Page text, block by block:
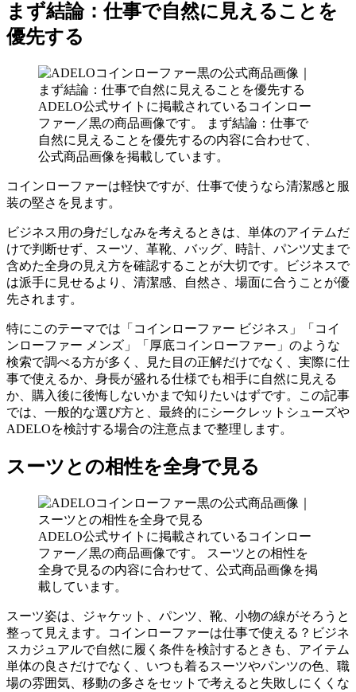
まず結論：仕事で自然に見えることを
優先する
ADELO公式サイトに掲載されているコインロー
ファー／黒の商品画像です。 まず結論：仕事で
自然に見えることを優先するの内容に合わせて、
公式商品画像を掲載しています。
コインローファーは軽快ですが、仕事で使うなら清潔感と服
装の堅さを見ます。
ビジネス用の身だしなみを考えるときは、単体のアイテムだ
けで判断せず、スーツ、革靴、バッグ、時計、パンツ丈まで
含めた全身の見え方を確認することが大切です。ビジネスで
は派手に見せるより、清潔感、自然さ、場面に合うことが優
先されます。
特にこのテーマでは「コインローファー ビジネス」「コイ
ンローファー メンズ」「厚底コインローファー」のような
検索で調べる方が多く、見た目の正解だけでなく、実際に仕
事で使えるか、身長が盛れる仕様でも相手に自然に見える
か、購入後に後悔しないかまで知りたいはずです。この記事
では、一般的な選び方と、最終的にシークレットシューズや
ADELOを検討する場合の注意点まで整理します。
スーツとの相性を全身で見る
ADELO公式サイトに掲載されているコインロー
ファー／黒の商品画像です。 スーツとの相性を
全身で見るの内容に合わせて、公式商品画像を掲
載しています。
スーツ姿は、ジャケット、パンツ、靴、小物の線がそろうと
整って見えます。コインローファーは仕事で使える？ビジネ
スカジュアルで自然に履く条件を検討するときも、アイテム
単体の良さだけでなく、いつも着るスーツやパンツの色、職
場の雰囲気、移動の多さをセットで考えると失敗しにくくな